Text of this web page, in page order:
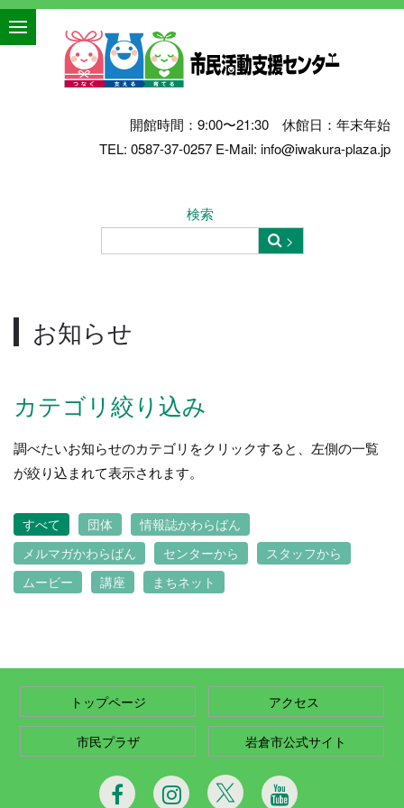
開館時間：9:00〜21:30 休館日：年末年始
TEL: 0587-37-0257 E-Mail: info@iwakura-plaza.jp
検索
お知らせ
カテゴリ絞り込み
調べたいお知らせのカテゴリをクリックすると、左側の一覧
が絞り込まれて表示されます。
すべて 団体
情報誌かわらばん
メルマガかわらばん
センターから
スタッフから
ムービー
講座 まちネット
トップページ アクセス
市民プラザ 岩倉市公式サイト